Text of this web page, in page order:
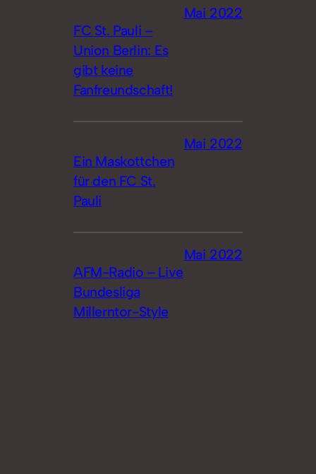
FC St. Pauli –
Union Berlin: Es
gibt keine
Fanfreundschaft!
Mai 2022
Ein Maskottchen
für den FC St.
Pauli
Mai 2022
AFM-Radio – Live
Bundesliga
Millerntor-Style
Mai 2022